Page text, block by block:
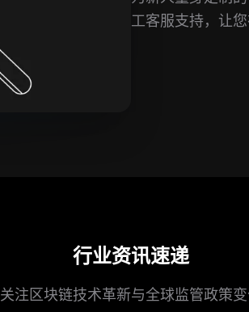
工客服支持，让
行业资讯速递
关注区块链技术革新与全球监管政策